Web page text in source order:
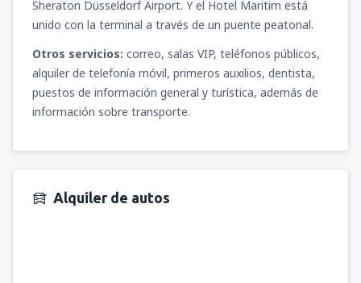
Sheraton Düsseldorf Airport. Y el Hotel Maritim está
unido con la terminal a través de un puente peatonal.
Otros servicios: correo, salas VIP, teléfonos públicos,
alquiler de telefonía móvil, primeros auxilios, dentista,
puestos de información general y turística, además de
información sobre transporte.
Alquiler de autos